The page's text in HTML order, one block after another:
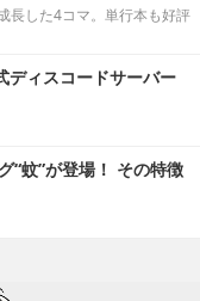
長した4コマ。単行本も好評
ィスコードサーバー
“蚊”が登場！ その特徴